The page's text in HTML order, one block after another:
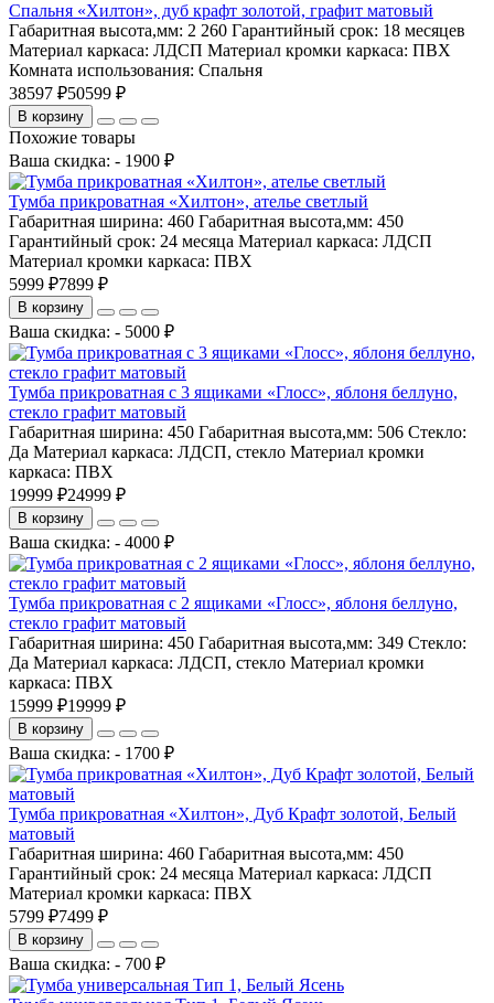
Спальня «Хилтон», дуб крафт золотой, графит матовый
Габаритная высота,мм: 2 260 Гарантийный срок: 18 месяцев
Материал каркаса: ЛДСП Материал кромки каркаса: ПВХ
Комната использования: Спальня
38597 ₽50599 ₽
В корзину
Похожие товары
Ваша скидка: - 1900 ₽
Тумба прикроватная «Хилтон», ателье светлый
Габаритная ширина: 460 Габаритная высота,мм: 450
Гарантийный срок: 24 месяца Материал каркаса: ЛДСП
Материал кромки каркаса: ПВХ
5999 ₽7899 ₽
В корзину
Ваша скидка: - 5000 ₽
Тумба прикроватная с 3 ящиками «Глосс», яблоня беллуно,
стекло графит матовый
Габаритная ширина: 450 Габаритная высота,мм: 506 Стекло:
Да Материал каркаса: ЛДСП, стекло Материал кромки
каркаса: ПВХ
19999 ₽24999 ₽
В корзину
Ваша скидка: - 4000 ₽
Тумба прикроватная с 2 ящиками «Глосс», яблоня беллуно,
стекло графит матовый
Габаритная ширина: 450 Габаритная высота,мм: 349 Стекло:
Да Материал каркаса: ЛДСП, стекло Материал кромки
каркаса: ПВХ
15999 ₽19999 ₽
В корзину
Ваша скидка: - 1700 ₽
Тумба прикроватная «Хилтон», Дуб Крафт золотой, Белый
матовый
Габаритная ширина: 460 Габаритная высота,мм: 450
Гарантийный срок: 24 месяца Материал каркаса: ЛДСП
Материал кромки каркаса: ПВХ
5799 ₽7499 ₽
В корзину
Ваша скидка: - 700 ₽